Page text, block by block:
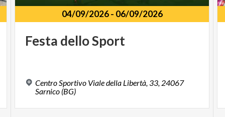
04/09/2026- 06/09/2026
Festa delloSport
Centro Sportivo Viale della Libertà, 33, 24067
Sarnico (BG)